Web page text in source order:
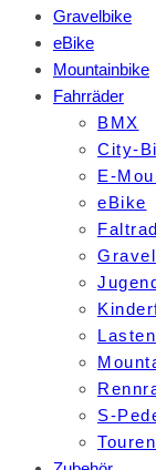
Gravelbike
eBike
Mountainbike
Fahrräder
BMX
City-
E-
eBike
Faltrad
S-